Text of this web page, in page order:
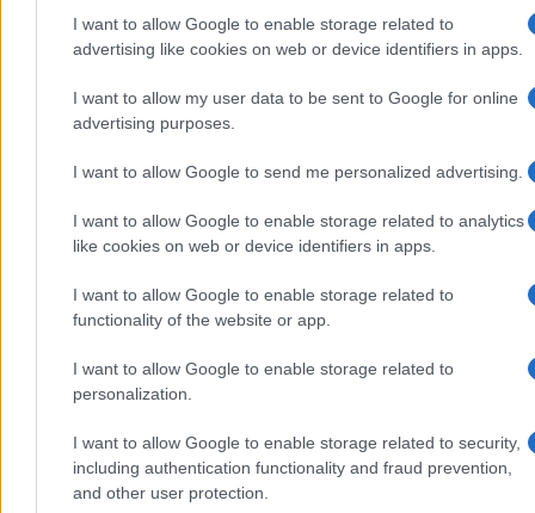
I want to allow Google to enable storage related to
advertising like cookies on web or device identifiers in apps.
I want to allow my user data to be sent to Google for online
advertising purposes.
I want to allow Google to send me personalized advertising.
I want to allow Google to enable storage related to analytics
like cookies on web or device identifiers in apps.
I want to allow Google to enable storage related to
functionality of the website or app.
I want to allow Google to enable storage related to
personalization.
I want to allow Google to enable storage related to security,
including authentication functionality and fraud prevention,
and other user protection.
utolsó nagy frissítés
TELEFONOK GYORSLISTA
Márka :